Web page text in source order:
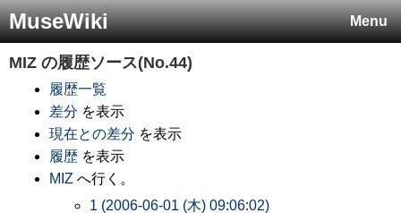
Menu
MuseWiki
MIZ の履歴ソース(No.44)
履歴一覧
差分 を表示
現在との差分 を表示
履歴 を表示
MIZ へ行く。
1 (2006-06-01 (木) 09:06:02)